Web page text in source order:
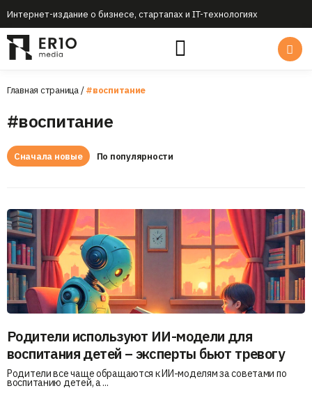
Интернет-издание о бизнесе, стартапах и IT-технологиях
Главная страница/#воспитание
#воспитание
Сначала новые По популярности
Родители используют ИИ-модели для
воспитания детей – эксперты бьют тревогу
Родители все чаще обращаются к ИИ-моделям за советами по
воспитанию детей, а ...